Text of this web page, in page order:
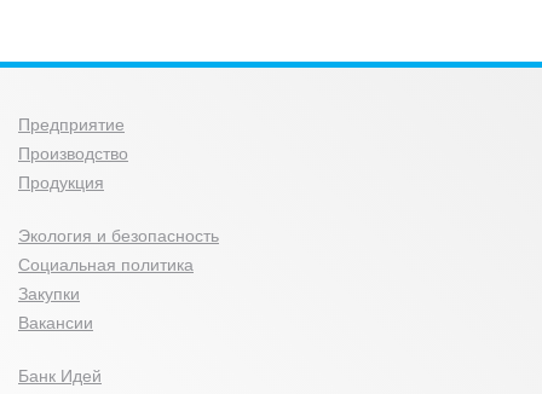
Предприятие
Производство
Продукция
Экология и безопасность
Социальная политика
Закупки
Вакансии
Банк Идей